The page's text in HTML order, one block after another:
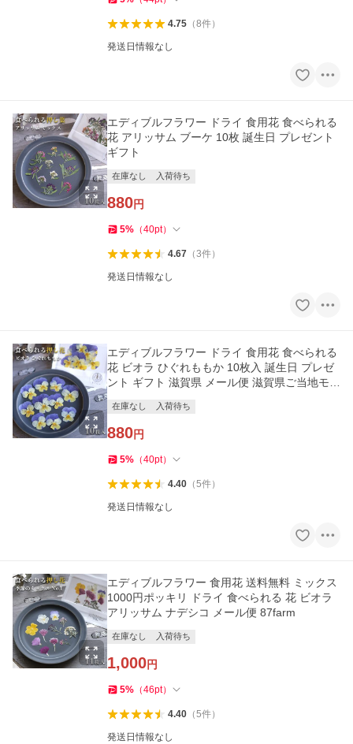
4.75（8件）
発送日情報なし
エディブルフラワー ドライ 食用花 食べられる
花 アリッサム ブーケ 10枚 誕生日 プレゼント
ギフト
在庫なし 入荷待ち
880円
5% （40pt）
4.67（3件）
発送日情報なし
エディブルフラワー ドライ 食用花 食べられる
花 ビオラ ひぐれももか 10枚入 誕生日 プレゼ
ント ギフト 滋賀県 メール便 滋賀県ご当地モー
在庫なし 入荷待ち
880円
5% （40pt）
4.40（5件）
発送日情報なし
エディブルフラワー 食用花 送料無料 ミックス
1000円ポッキリ ドライ 食べられる 花 ビオラ
アリッサム ナデシコ メール便 87farm
在庫なし 入荷待ち
1,000円
5% （46pt）
4.40（5件）
発送日情報なし